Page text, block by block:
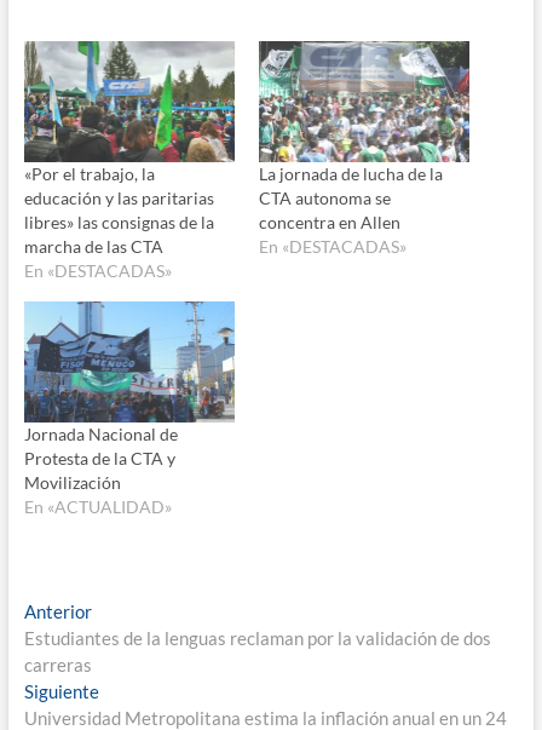
«Por el trabajo, la
educación y las paritarias
libres» las consignas de la
marcha de las CTA
En «DESTACADAS»
La jornada de lucha de la
CTA autonoma se
concentra en Allen
En «DESTACADAS»
Jornada Nacional de
Protesta de la CTA y
Movilización
En «ACTUALIDAD»
Navegación
de
entradas
AnteriorEntrada
anterior:
Estudiantes de la lenguas reclaman por la validación de dos
carreras
SiguienteEntrada
siguiente:
Universidad Metropolitana estima la inflación anual en un 24